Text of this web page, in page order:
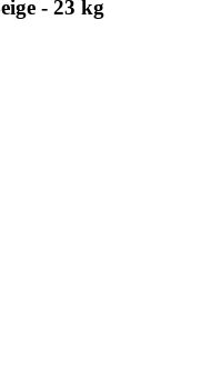
- 23 kg